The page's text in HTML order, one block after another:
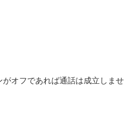
オフであれば通話は成立しませ